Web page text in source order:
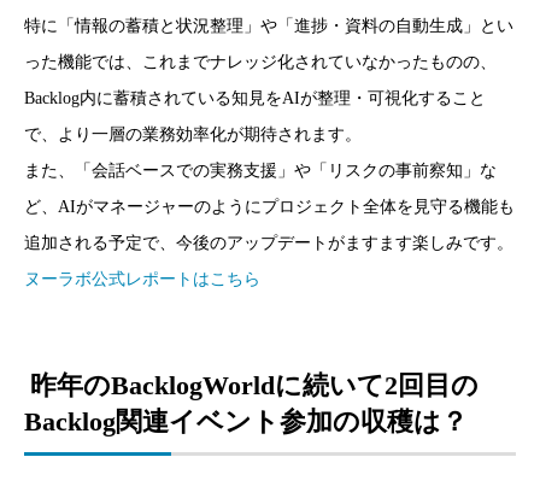
特に「情報の蓄積と状況整理」や「進捗・資料の自動生成」とい
った機能では、これまでナレッジ化されていなかったものの、
Backlog内に蓄積されている知見をAIが整理・可視化すること
で、より一層の業務効率化が期待されます。
また、「会話ベースでの実務支援」や「リスクの事前察知」な
ど、AIがマネージャーのようにプロジェクト全体を見守る機能も
追加される予定で、今後のアップデートがますます楽しみです。
ヌーラボ公式レポートはこちら
昨年のBacklogWorldに続いて2回目の
Backlog関連イベント参加の収穫は？